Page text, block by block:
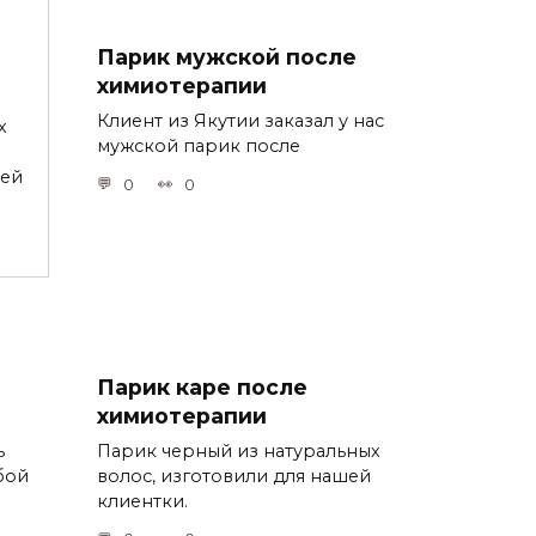
Парик мужской после
химиотерапии
Клиент из Якутии заказал у нас
мужской парик после
0 0
Парик каре после
химиотерапии
Парик черный из натуральных
волос, изготовили для нашей
клиентки.